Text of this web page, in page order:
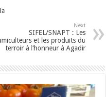
Next
SIFEL/SNAPT : Les
et les produits du
terroir à l’honneur à Agadir